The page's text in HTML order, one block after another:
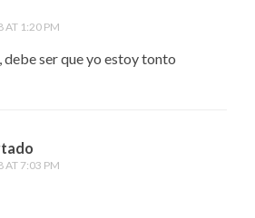
AT 1:20 PM
debe ser que yo estoy tonto
AT 7:03 PM